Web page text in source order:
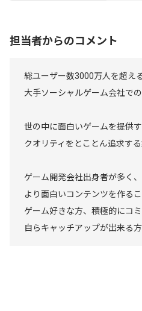
担当者からのコメント
総ユーザー数3000万人を超え
大手ソーシャルゲーム会社での
世の中に面白いゲームを提供す
クオリティをとことん追求する
ゲーム開発会社出身者が多く、
より面白いコンテンツを作る
ゲーム好きな方、積極的にコ
自らキャッチアップが出来る方